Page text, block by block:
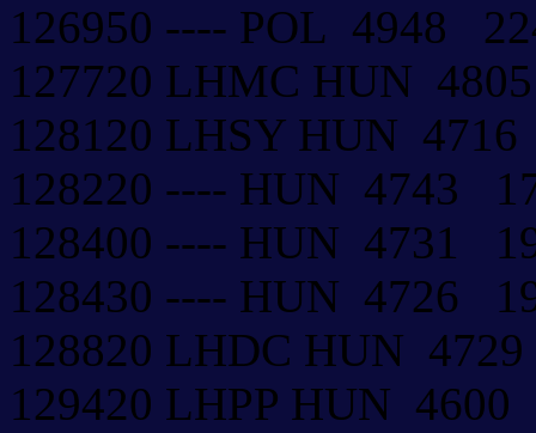
126950 ---- POL 4948
127720 LHMC HUN
128120 LHSY HUN
128220 ---- HUN 4743
128400 ---- HUN 4731
128430 ---- HUN 4726
128820 LHDC HUN
129420 LHPP HUN